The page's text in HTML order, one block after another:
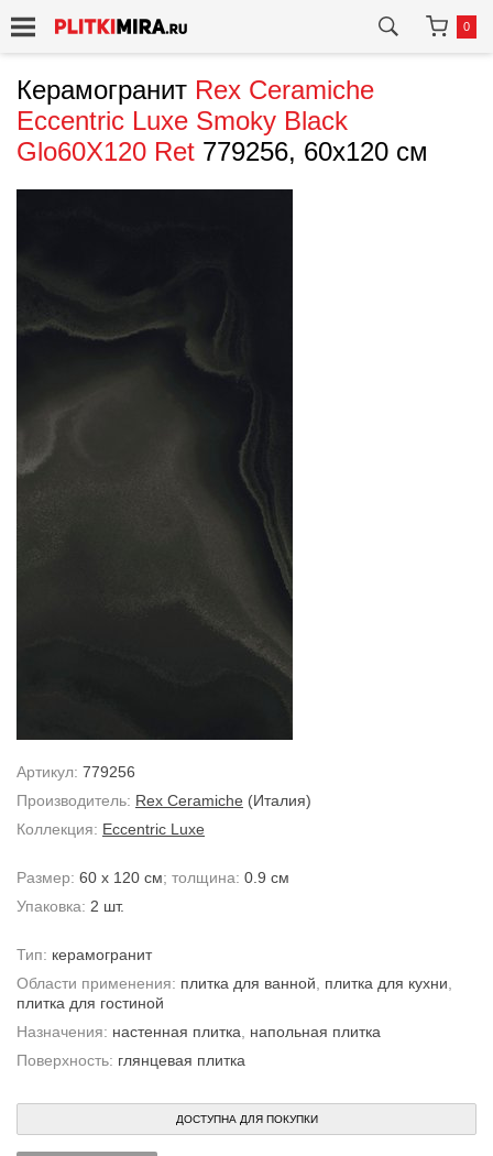
0
Керамогранит Rex Ceramiche
Eccentric Luxe Smoky Black
Glo60X120 Ret 779256, 60x120 см
Артикул: 779256
Производитель: Rex Ceramiche (Италия)
Коллекция: Eccentric Luxe
Размер: 60 x 120 см; толщина: 0.9 см
Упаковка: 2 шт.
Тип: керамогранит
Области применения: плитка для ванной плитка для кухни
плитка для гостиной
Назначения: настенная плитка
напольная плитка
Поверхность: глянцевая плитка
ДОСТУПНА ДЛЯ ПОКУПКИ